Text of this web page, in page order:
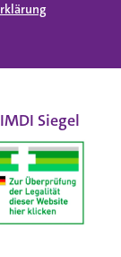
Siegel